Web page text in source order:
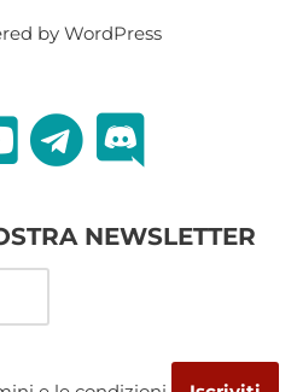
by WordPress
NEWSLETTER